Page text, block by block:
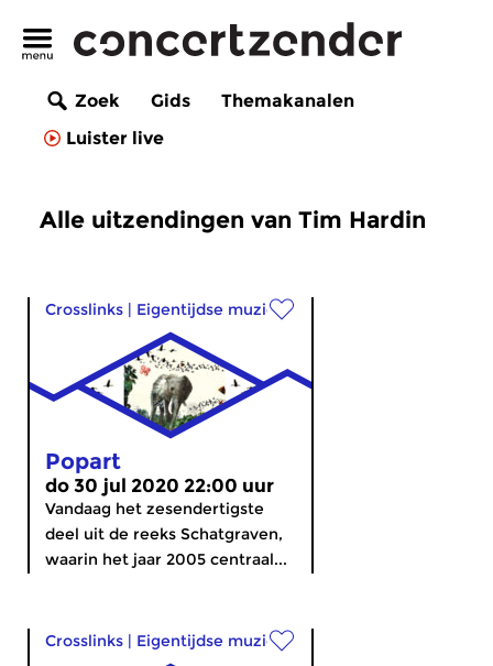
Zoek Gids
Themakanalen
Luister live
Alle uitzendingen van Tim Hardin
Crosslinks | Eigentijdse muziek
Popart
do 30 jul 2020 22:00 uur
Vandaag het zesendertigste
deel uit de reeks Schatgraven,
waarin het jaar 2005 centraal...
Crosslinks | Eigentijdse muziek